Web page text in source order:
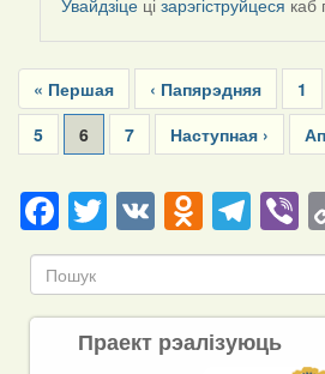
Harrier
Pagination
First
page
« Першая
Previous
page
‹ Папярэдняя Page
1
Page
5
Current
page
6 Page
7
Next
page
Наступная ›
Facebook
Twitter
VK
Праект рэалізуюць